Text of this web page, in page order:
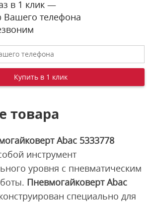
в 1 клик —
Вашего телефона
товара
Abac 5333778
инструмент
уровня с пневматическим
Пневмогайковерт Abac
специально для